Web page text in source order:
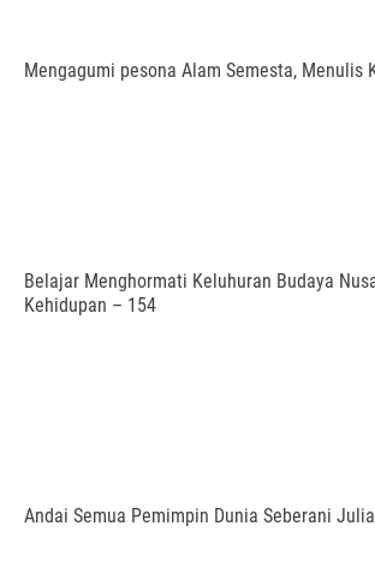
Mengagumi pesona Alam Semesta, Menulis
Belajar Menghormati Keluhuran Budaya
Kehidupan – 154
Andai Semua Pemimpin Dunia Seberani